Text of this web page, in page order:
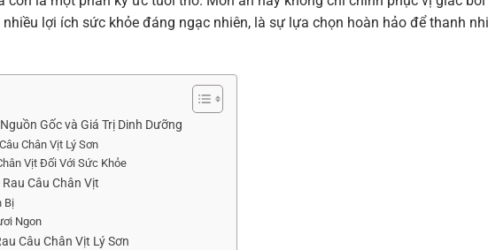
lợi ích sức khỏe đáng ngạc nhiên, là sự lựa chọn hoàn hảo để thanh
Gốc và Giá Trị Dinh Dưỡng
Chân Vịt Lý Sơn
Vịt Đối Với Sức Khỏe
Câu Chân Vịt
Bị
Ngon
Câu Chân Vịt Lý Sơn